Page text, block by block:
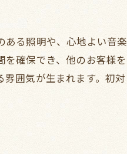
ある照明や、心地よい音楽
確保でき、他のお客様を
囲気が生まれます。初対